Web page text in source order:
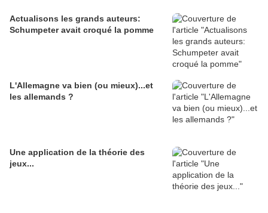
Actualisons les grands auteurs:
Schumpeter avait croqué la pomme
L'Allemagne va bien (ou mieux)...et
les allemands ?
Une application de la théorie des
jeux...